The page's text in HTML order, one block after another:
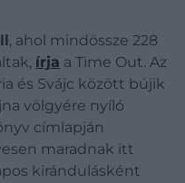
, ahol mindössze 228
írja a Time Out. Az
és Svájc között bújik
völgyére nyíló
címlapján
maradnak itt
kirándulásként